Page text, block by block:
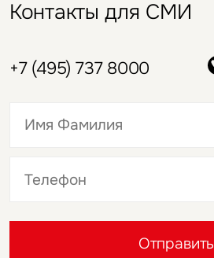
Контакты для СМИ
+7 (495) 737 8000
Отправить